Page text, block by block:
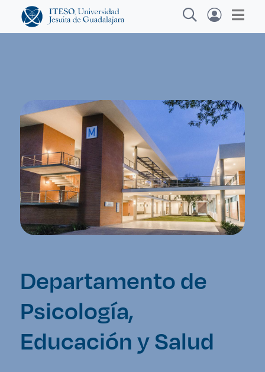
Explora sitios web, programas académicos,
actividades y noticias
Diplomados y Curs|
Aspirantes
Becas
Departamento de
Psicología,
Educación y Salud